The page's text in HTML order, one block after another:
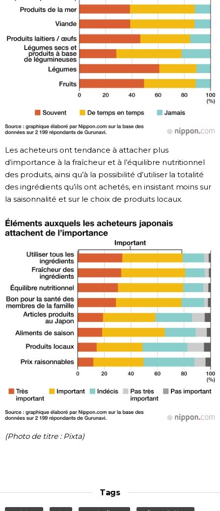
Les acheteurs ont tendance à attacher plus
d’importance à la fraîcheur et à l’équilibre nutritionnel
des produits, ainsi qu’à la possibilité d’utiliser la totalité
des ingrédients qu’ils ont achetés, en insistant moins sur
la saisonnalité et sur le choix de produits locaux.
(Photo de titre : Pixta)
Tags